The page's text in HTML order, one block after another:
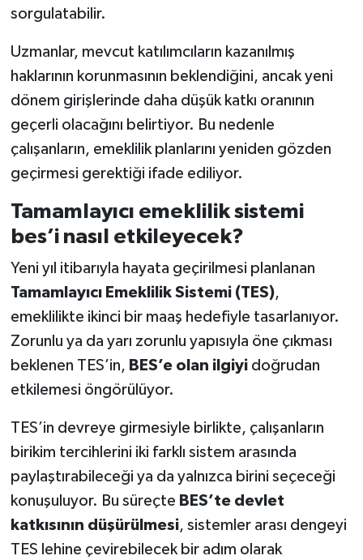
sorgulatabilir.
Uzmanlar, mevcut katılımcıların kazanılmış
haklarının korunmasının beklendiğini, ancak yeni
dönem girişlerinde daha düşük katkı oranının
geçerli olacağını belirtiyor. Bu nedenle
çalışanların, emeklilik planlarını yeniden gözden
geçirmesi gerektiği ifade ediliyor.
Tamamlayıcı emeklilik sistemi
bes’i nasıl etkileyecek?
Yeni yıl itibarıyla hayata geçirilmesi planlanan
Tamamlayıcı Emeklilik Sistemi (TES),
emeklilikte ikinci bir maaş hedefiyle tasarlanıyor.
Zorunlu ya da yarı zorunlu yapısıyla öne çıkması
beklenen TES’in, BES’e olan ilgiyidoğrudan
etkilemesi öngörülüyor.
TES’in devreye girmesiyle birlikte, çalışanların
birikim tercihlerini iki farklı sistem arasında
paylaştırabileceği ya da yalnızca birini seçeceği
konuşuluyor. Bu süreçte BES’te devlet
katkısının düşürülmesi, sistemler arası dengeyi
TES lehine çevirebilecek bir adım olarak